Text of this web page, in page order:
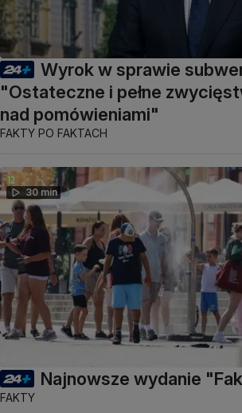
Wyrok w sprawie
"Ostateczne i pełne
nad pomówieniami"
FAKTY PO FAKTACH
30 min
Najnowsze wydanie
FAKTY